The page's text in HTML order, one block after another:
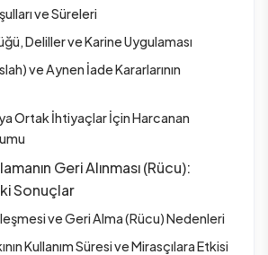
ve Süreleri
Deliller ve Karine Uygulaması
ve Aynen İade Kararlarının
Ortak İhtiyaçlar İçin Harcanan
Geri Alınması (Rücu):
Sonuçlar
ve Geri Alma (Rücu) Nedenleri
Kullanım Süresi ve Mirasçılara Etkisi